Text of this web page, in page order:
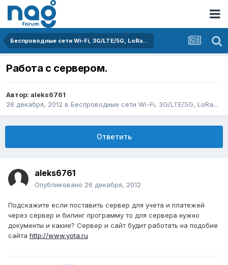
Беспроводные сети Wi-Fi, 3G/LTE/5G, LoRa...
Работа с сервером.
Автор: aleks6761
26 декабря, 2012 в Беспроводные сети Wi-Fi, 3G/LTE/5G, LoRa...
Ответить
aleks6761
Опубликовано 26 декабря, 2012
Подскажите если поставить сервер для учета и платежей
через сервер и билинг программу то для сервера нужно
документы и какие? Сервер и сайт будит работать на подобие
сайта http://www.yota.ru